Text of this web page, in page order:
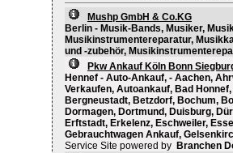
Mushp GmbH & Co.KG
Berlin - Musik-Bands, Musiker,
Musikinstrumentereparatur,
und -zubehör,
Pkw Ankauf Köln Bonn
Hennef - Auto-Ankauf, - Aachen,
Verkaufen, Autoankauf, Bad
Bergneustadt, Betzdorf, Bochum,
Dormagen, Dortmund, Duisburg,
Erftstadt, Erkelenz, Eschweiler,
Gebrauchtwagen Ankauf,
Service Site powered by Branchen